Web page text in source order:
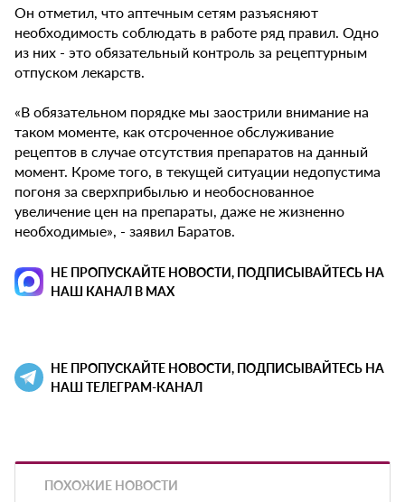
Он отметил, что аптечным сетям разъясняют
необходимость соблюдать в работе ряд правил. Одно
из них - это обязательный контроль за рецептурным
отпуском лекарств.
«В обязательном порядке мы заострили внимание на
таком моменте, как отсроченное обслуживание
рецептов в случае отсутствия препаратов на данный
момент. Кроме того, в текущей ситуации недопустима
погоня за сверхприбылью и необоснованное
увеличение цен на препараты, даже не жизненно
необходимые», - заявил Баратов.
НЕ ПРОПУСКАЙТЕ НОВОСТИ, ПОДПИСЫВАЙТЕСЬ НА
НАШ КАНАЛ В MAX
НЕ ПРОПУСКАЙТЕ НОВОСТИ, ПОДПИСЫВАЙТЕСЬ НА
НАШ ТЕЛЕГРАМ-КАНАЛ
ПОХОЖИЕ НОВОСТИ